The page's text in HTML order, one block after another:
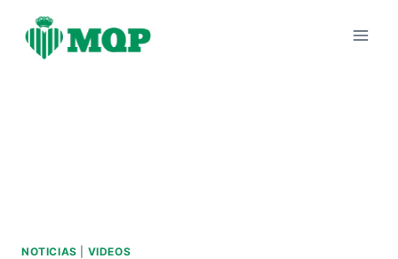
contenido
NOTICIAS VIDEOS